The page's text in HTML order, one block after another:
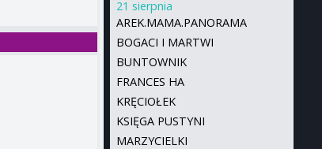
21 sierpnia
AREK.MAMA.PANORAMA
BOGACI I MARTWI
BUNTOWNIK
FRANCES HA
KRĘCIOŁEK
KSIĘGA PUSTYNI
MARZYCIELKI